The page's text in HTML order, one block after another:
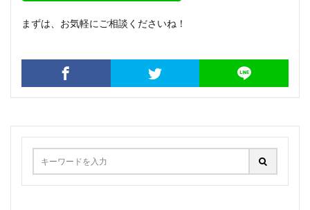
まずは、お気軽にご相談くださいね！